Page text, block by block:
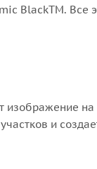
BlackTM.
и